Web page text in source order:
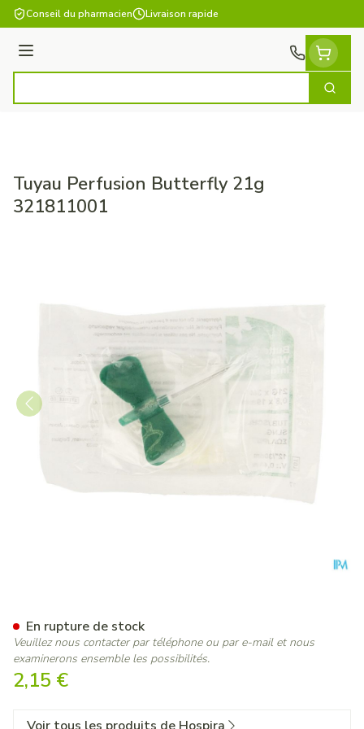
Aller au contenu
Conseil du pharmacien Livraison rapide
Menu
Tuyau Perfusion Butterfly 21g
321811001
2,15 €
En rupture de stock
Veuillez nous contacter par téléphone ou par e-mail et nous
examinerons ensemble les possibilités.